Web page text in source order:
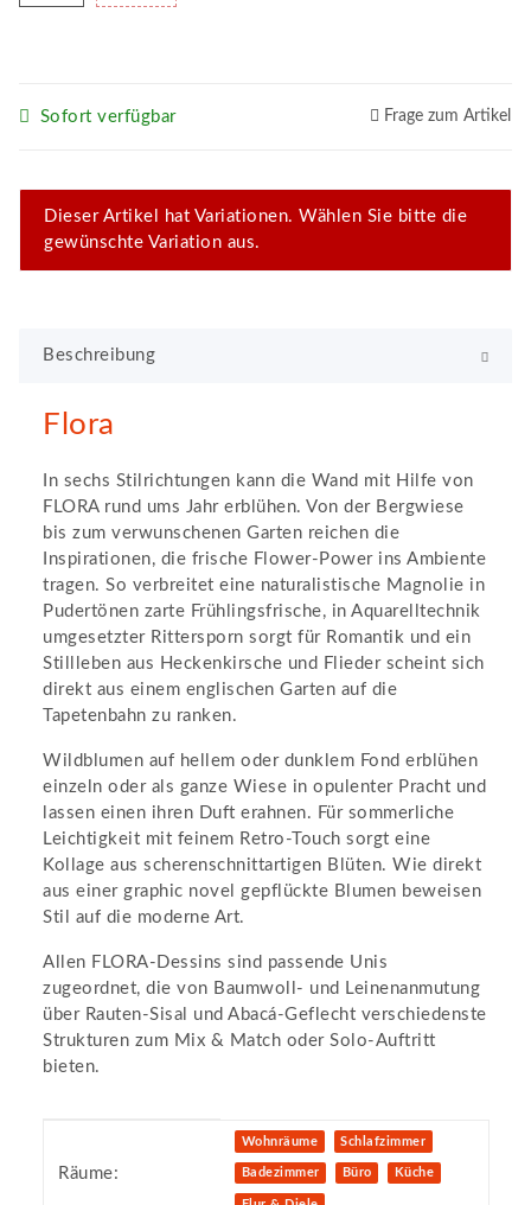
Sofort verfügbar Frage zum Artikel
x
Dieser Artikel hat Variationen. Wählen Sie bitte die
gewünschte Variation aus.
Beschreibung
Flora
In sechs Stilrichtungen kann die Wand mit Hilfe von
FLORA rund ums Jahr erblühen. Von der Bergwiese
bis zum verwunschenen Garten reichen die
Inspirationen, die frische Flower-Power ins Ambiente
tragen. So verbreitet eine naturalistische Magnolie in
Pudertönen zarte Frühlingsfrische, in Aquarelltechnik
umgesetzter Rittersporn sorgt für Romantik und ein
Stillleben aus Heckenkirsche und Flieder scheint sich
direkt aus einem englischen Garten auf die
Tapetenbahn zu ranken.
Wildblumen auf hellem oder dunklem Fond erblühen
einzeln oder als ganze Wiese in opulenter Pracht und
lassen einen ihren Duft erahnen. Für sommerliche
Leichtigkeit mit feinem Retro-Touch sorgt eine
Kollage aus scherenschnittartigen Blüten. Wie direkt
aus einer graphic novel gepflückte Blumen beweisen
Stil auf die moderne Art.
Allen FLORA-Dessins sind passende Unis
zugeordnet, die von Baumwoll- und Leinenanmutung
über Rauten-Sisal und Abacá-Geflecht verschiedenste
Strukturen zum Mix & Match oder Solo-Auftritt
bieten.
Räume:
Wohnräume Schlafzimmer
Badezimmer Büro Küche